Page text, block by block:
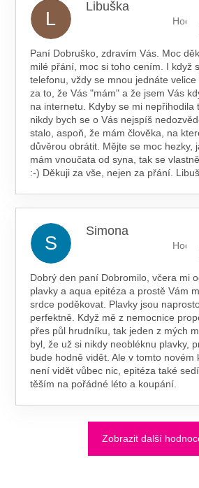
L
Libuška
Paní Dobruško, zdravím Vás. Moc
milé přání, moc si toho cením. I když
telefonu, vždy se mnou jednáte
za to, že Vás "mám" a že jsem Vás
na internetu. Kdyby se mi nepřihodila
nikdy bych se o Vás nejspíš
stalo, aspoň, že mám člověka, na
důvěrou obrátit. Mějte se moc hezky,
mám vnoučata od syna, tak se
:-) Děkuji za vše, nejen za přání.
S
Simona
Dobrý den paní Dobromilo, včera mi
plavky a aqua epitéza a prostě Vám
srdce poděkovat. Plavky jsou
perfektně. Když mě z nemocnice
přes půl hrudníku, tak jeden z mých
byl, že už si nikdy neobléknu plavky,
bude hodně vidět. Ale v tomto novém
není vidět vůbec nic, epitéza také
těším na pořádné léto a koupání.
Zobrazit další